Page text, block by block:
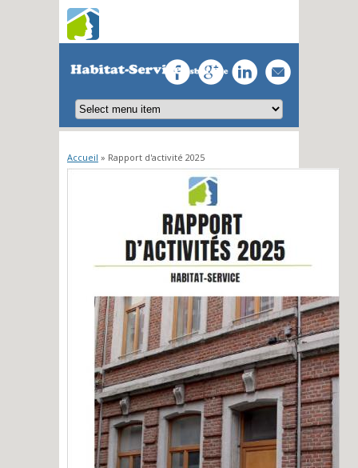
Vous êtes ici
Accueil » Rapport d'activité 2025